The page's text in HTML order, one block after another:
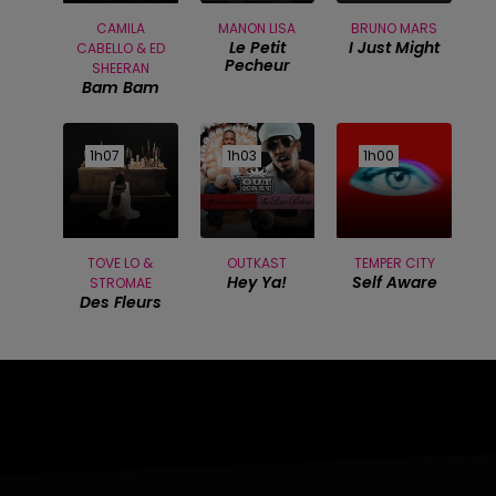
CAMILA
CABELLO & ED
SHEERAN
Bam Bam
MANON LISA
Le Petit
Pecheur
BRUNO MARS
I Just Might
1h07
1h07
TOVE LO &
STROMAE
Des Fleurs
1h03
1h03
OUTKAST
Hey Ya!
1h00
1h00
TEMPER CITY
Self Aware